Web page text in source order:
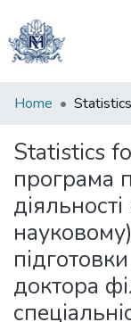
Communities
Collections
All of DSpace
Home Statistics
Statistics
програма
доктора